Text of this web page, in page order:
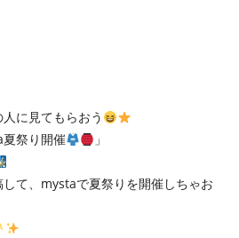
に見てもらおう
祭り開催
」
て、mystaで夏祭りを開催しちゃお